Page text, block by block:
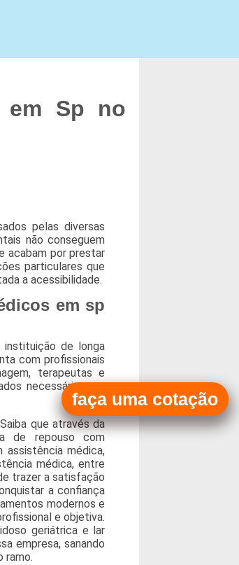
em Sp no
pelas diversas
não conseguem
acabam por prestar
particulares que
a acessibilidade.
em sp
instituição de longa
com profissionais
terapeutas e
necessários em
que através da
de repouso com
médica,
médica, entre
trazer a satisfação
a confiança
modernos e
e objetiva.
geriátrica e lar
empresa, sanando
ramo.
faça uma cotação